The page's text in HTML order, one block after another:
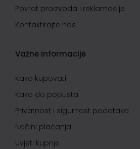
Povrat proizvoda i reklamacije
Kontaktirajte nas
Važne informacije
Kako kupovati
Kako do popusta
Privatnost i sigurnost podataka
Načini plaćanja
Uvjeti kupnje